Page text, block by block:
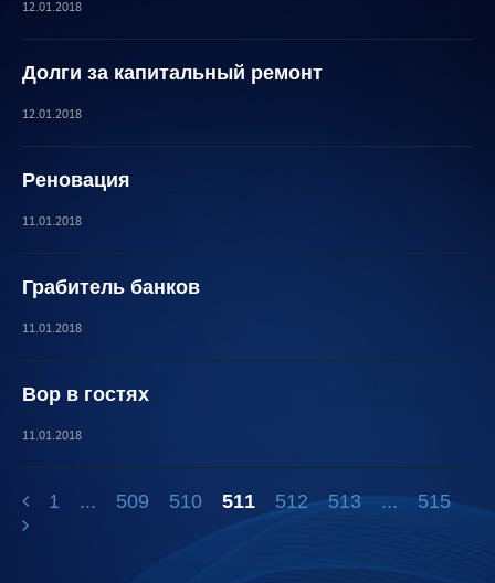
12.01.2018
Долги за капитальный ремонт
12.01.2018
Реновация
11.01.2018
Грабитель банков
11.01.2018
Вор в гостях
11.01.2018
1 ... 509 510 511 512 513 ... 515